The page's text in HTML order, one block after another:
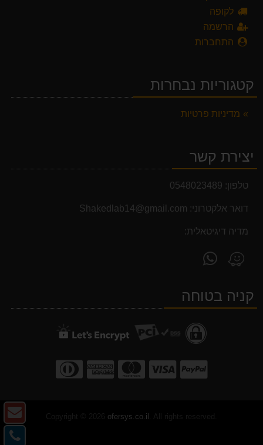
לקופה
הרשמה
התחברות
קטגוריות נבחרות
מדיניות פרטיות
יצירת קשר
טלפון: 0548023489
דואר אלקטרוני: Shakedlab14@gmail.com
מדיה דיגיטאלית:
מצא
אותנו
Waze
WhatsAppקניה בטוחה
ofersys.co.il